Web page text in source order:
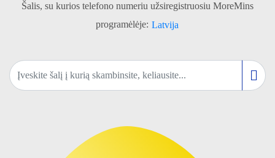
Šalis, su kurios telefono numeriu užsiregistruosiu MoreMins
programėlėje: Latvija